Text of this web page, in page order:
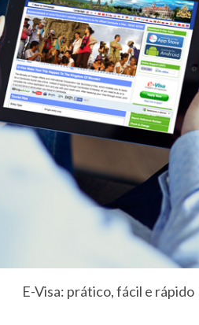
E-Visa: prático, fácil e rápido